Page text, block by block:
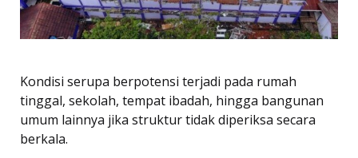
Kondisi serupa berpotensi terjadi pada rumah
tinggal, sekolah, tempat ibadah, hingga bangunan
umum lainnya jika struktur tidak diperiksa secara
berkala.